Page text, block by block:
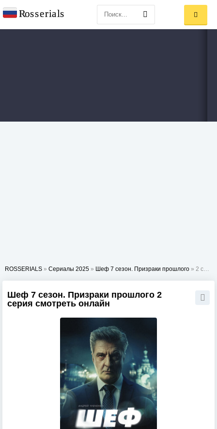
ROSSERIALS » Сериалы 2025 » Шеф 7 сезон. Призраки прошлого » 2 серия
Шеф 7 сезон. Призраки прошлого 2
серия смотреть онлайн